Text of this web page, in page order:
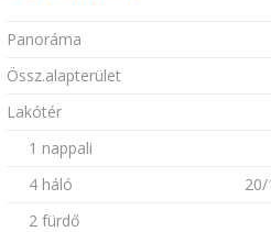
Panoráma
Össz.alapterület
Lakótér
1 nappali
4 háló
2 fürdő